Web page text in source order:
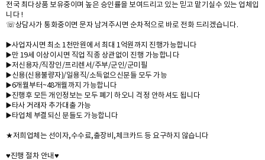
전국 최다상품 보유중이며 높은 승인률을 보여드리고 있는 믿고 맡기실수 있는 업체입
니다 !
☏상담사가 통화중이면 문자 남겨주시면 순차적으로 바로 전화 드리겠습니다.
▶️사업자시면 최소 1천만원에서 최대 1억원까지 진행가능합니다
▶️만 19세 이상이시면 직업 직종 상관없이 진행 가능합니다
▶️저신용자/직장인/프리렌서/주부/군인/군미필
▶️신용(신용불량자)/일용직/소득없으신분들 모두 가능
▶️6개월부터~48개월까지 가능합니다
▶️진행후 모든 개인정보는 모두 폐기 하오니 걱정 안하셔도 됩니다
▶️타사 거래자 추가대출 가능
▶️타업체 부결되신 분들도 가능합니다
★저희업체는 선이자,수수료,출장비,체크카드 등 요구하지 않습니다
♥️진행 절차 안내♥️